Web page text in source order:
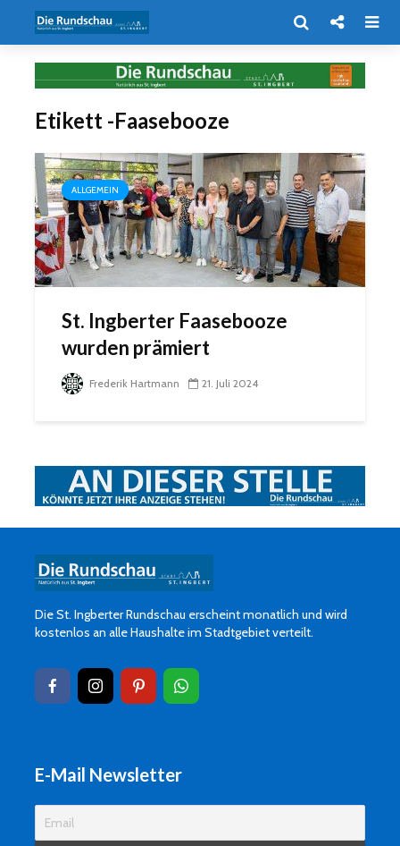
Etikett -Faasebooze
ALLGEMEIN
St. Ingberter Faasebooze
wurden prämiert
Frederik Hartmann 21. Juli 2024
Die St. Ingberter Rundschau erscheint monatlich und wird
kostenlos an alle Haushalte im Stadtgebiet verteilt.
E-Mail Newsletter